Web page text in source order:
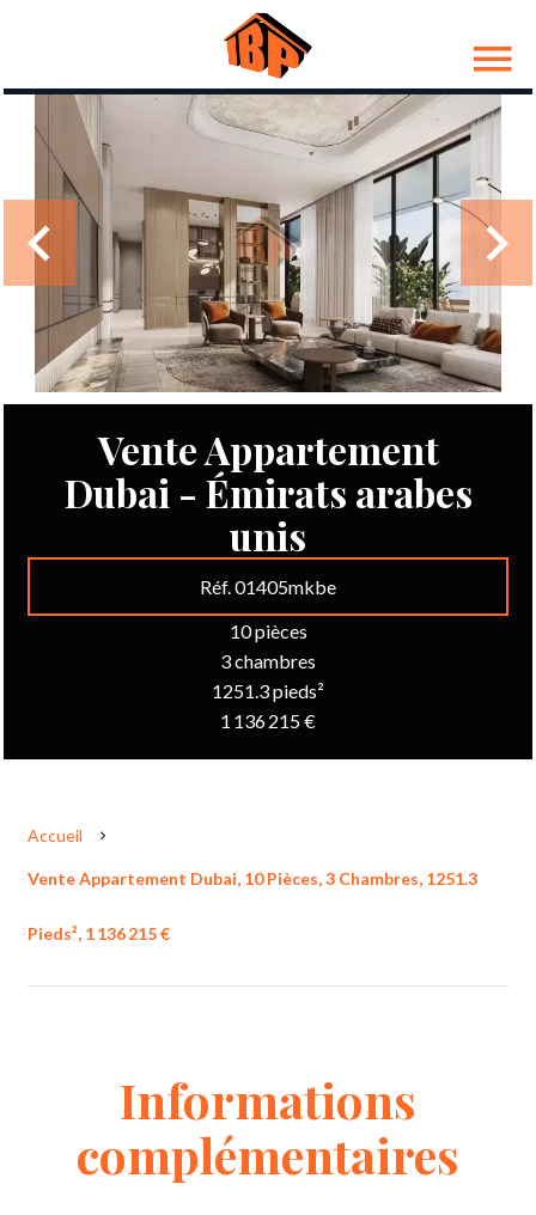
Vente Appartement
Dubai - Émirats arabes
unis
Réf. 01405mkbe
10 pièces
3 chambres
1251.3 pieds²
1 136 215 €
Accueil
Vente Appartement Dubai, 10 Pièces, 3 Chambres, 1251.3
Pieds², 1 136 215 €
Informations
complémentaires